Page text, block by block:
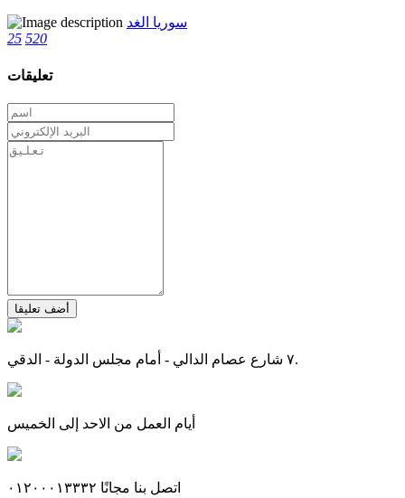
سوريا الغد
25 520
تعليقات
أضف تعليقا
٧ شارع عصام الدالي - أمام مجلس الدولة - الدقي.
أيام العمل من الاحد إلى الخميس
اتصل بنا مجانًا ٠١٢٠٠٠١٣٣٣٢